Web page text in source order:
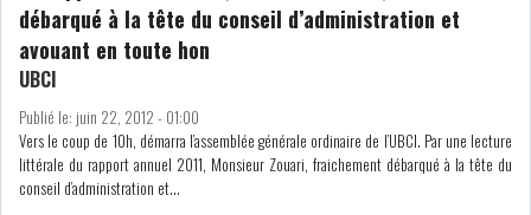
ARCHIVES DES COURS
HISTORIQUE ANALYSES HEBDOMADAIRES
SICAV
débarqué à la tête du conseil d’administration et
avouant en toute hon
UBCI
Publié le: juin 22, 2012 - 01:00
Vers le coup de 10h, démarra l’assemblée générale ordinaire de l’UBCI. Par une lecture
littérale du rapport annuel 2011, Monsieur Zouari, fraichement débarqué à la tête du
conseil d’administration et...